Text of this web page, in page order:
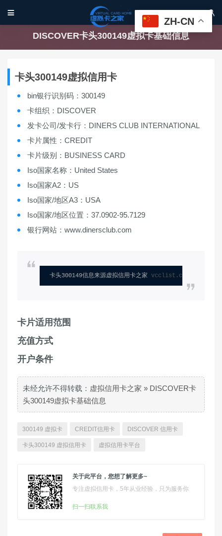
 
DISCOVER卡头300149虚拟卡基础信息
卡头300149虚拟信用卡
bin银行识别码：300149
卡组织：DISCOVER
发卡公司/发卡行：DINERS CLUB INTERNATIONAL
卡片属性：CREDIT
卡片级别：BUSINESS CARD
Iso国家名称：United States
Iso国家A2：US
Iso国家/地区A3：USA
Iso国家/地区位置：37.0902-95.7129
银行网站：www.dinersclub.com
卡头300149信息来源虚拟信用卡之家 vcclist.com
卡片适用范围
充值方式
开户条件
未经允许不得转载： 虚拟信用卡之家 » DISCOVER卡
头300149虚拟卡基础信息
300149 虚拟卡 CREDIT信用卡 DISCOVER 信用卡
卡头300149 虚拟信用卡 虚拟信用卡平台
关于此平台，您想了解更多~
专注虚拟信用卡，5年从业经验，只为服务你
扫一扫联系我
ZH-CN